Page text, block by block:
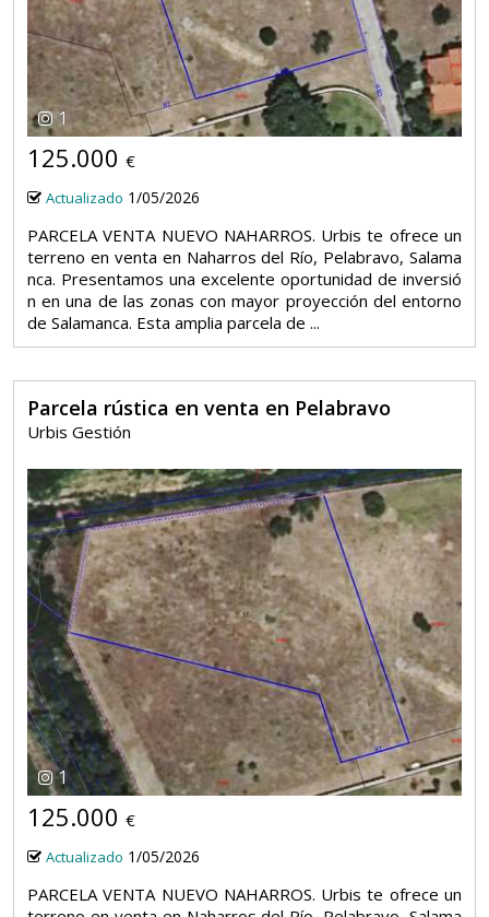
1
125.000 €
Actualizado 1/05/2026
PARCELA VENTA NUEVO NAHARROS. Urbis te ofrece un
terreno en venta en Naharros del Río, Pelabravo, Salama
nca. Presentamos una excelente oportunidad de inversió
n en una de las zonas con mayor proyección del entorno
de Salamanca. Esta amplia parcela de ...
Parcela rústica en venta en Pelabravo
Urbis Gestión
1
125.000 €
Actualizado 1/05/2026
PARCELA VENTA NUEVO NAHARROS. Urbis te ofrece un